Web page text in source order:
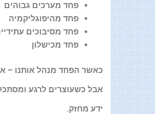
פחד מערכים גבוהים
פחד מהיפוגליקמיה
פחד מסיבוכים
פחד מכישלון
כאשר הפחד מנהל אותנו –
אבל כשעוצרים לרגע
ידע מחזק.